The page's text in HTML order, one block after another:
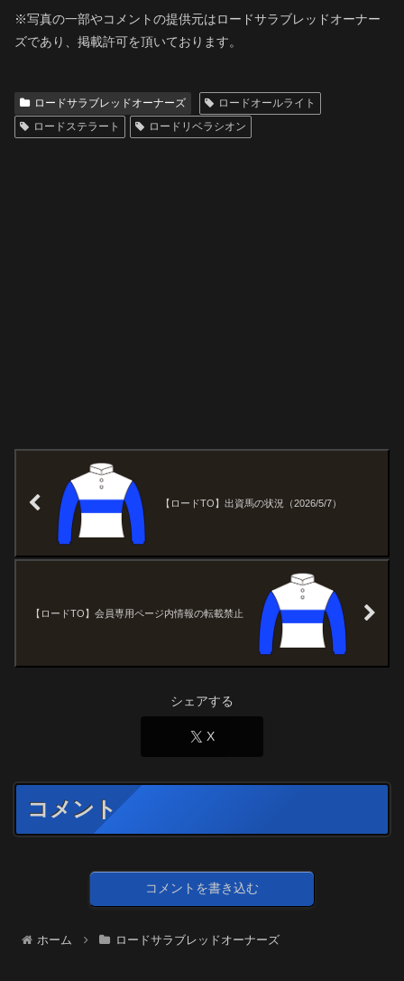
※写真の一部やコメントの提供元はロードサラブレッドオーナー
ズであり、掲載許可を頂いております。
ロードサラブレッドオーナーズ
ロードオールライト
ロードステラート
ロードリベラシオン
【ロードTO】出資馬の状況（2026/5/7）
【ロードTO】会員専用ページ内情報の転載禁止
シェアする
X
コメント
コメントを書き込む
ホーム ロードサラブレッドオーナーズ